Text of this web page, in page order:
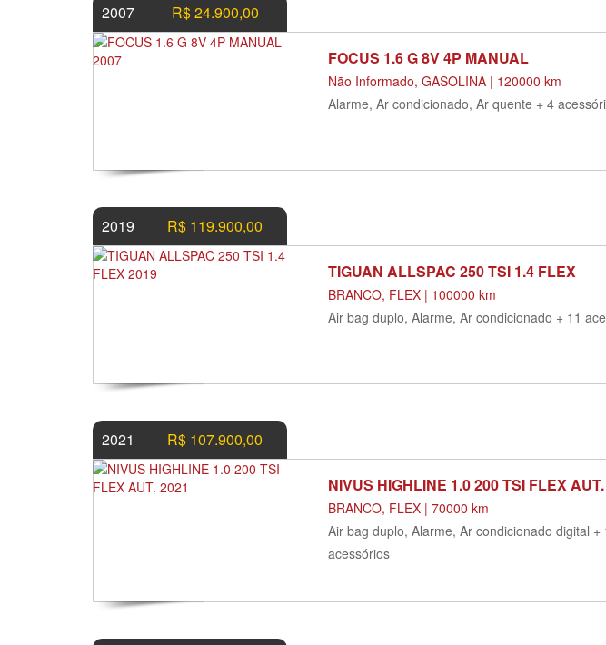
2007 R$ 24.900,00
FOCUS 1.6 G 8V 4P MANUAL
Não Informado, GASOLINA | 120000 km
Alarme, Ar condicionado, Ar quente + 4
2019 R$ 119.900,00
TIGUAN ALLSPAC 250 TSI 1.4 FLEX
BRANCO, FLEX | 100000 km
Air bag duplo, Alarme, Ar condicionado + 11
2021 R$ 107.900,00
NIVUS HIGHLINE 1.0 200 TSI FLEX AUT.
BRANCO, FLEX | 70000 km
Air bag duplo, Alarme, Ar condicionado digital +
acessórios